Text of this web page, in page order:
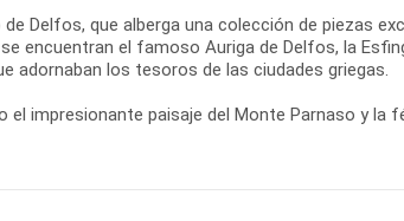
Delfos, que alberga una colección de piezas
encuentran el famoso Auriga de Delfos, la
adornaban los tesoros de las ciudades griegas.
impresionante paisaje del Monte Parnaso y la